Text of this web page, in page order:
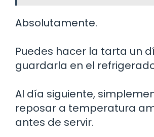
Absolutamente.
Puedes hacer la tarta un
guardarla en el
Al día siguiente,
reposar a temperatura
antes de servir.